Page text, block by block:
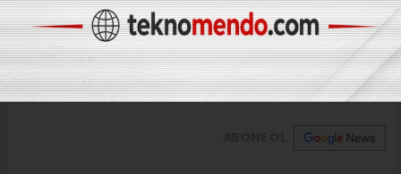
KONYA (AA) - Konya'nın Seydişehir
ilçesinde otomobilin şarampole devrilmesi
sonucu 2 kişi yaralandı. Alınan bilgiye göre,
Remzi Yağız idaresindeki 42...